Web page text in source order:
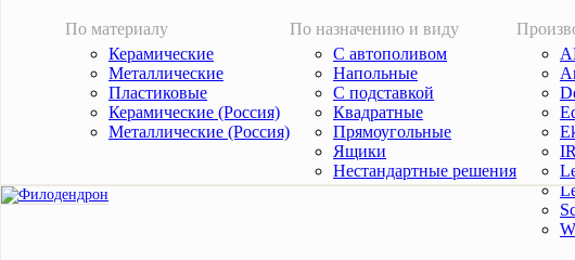
По материалу
Керамические
Металлические
Пластиковые
Керамические (Россия)
Металлические (Россия)
По назначению и виду
С автополивом
Напольные
С подставкой
Квадратные
Прямоугольные
Ящики
Нестандартные решения